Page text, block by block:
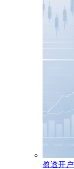
盈透开